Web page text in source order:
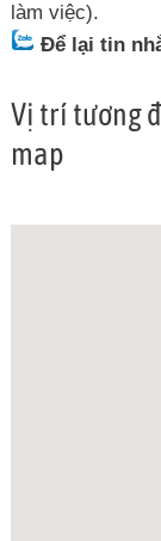
làm việc).
Để lại tin
Vị trí tương
map